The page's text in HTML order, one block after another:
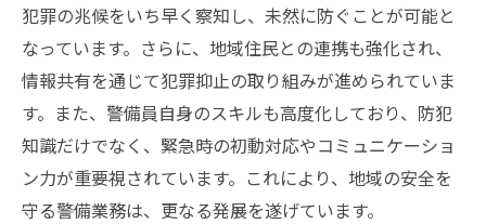
未来ガードシステムの実績と評価
地域の未来を守る警備の魅力と重要性
警備業務が地域社会に与える影響
警備職の魅力とやりがい
地域貢献を通じた警備の意義
未来を見据えた警備の役割
犯罪の兆候をいち早く察知し、未然に防ぐことが可能と
なっています。さらに、地域住民との連携も強化され、
情報共有を通じて犯罪抑止の取り組みが進められていま
す。また、警備員自身のスキルも高度化しており、防犯
知識だけでなく、緊急時の初動対応やコミュニケーショ
ン力が重要視されています。これにより、地域の安全を
守る警備業務は、更なる発展を遂げています。